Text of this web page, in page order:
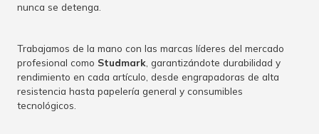
nunca se detenga.
Trabajamos de la mano con las marcas líderes del mercado
profesional como Studmark , garantizándote durabilidad y
rendimiento en cada artículo, desde engrapadoras de alta
resistencia hasta papelería general y consumibles
tecnológicos.